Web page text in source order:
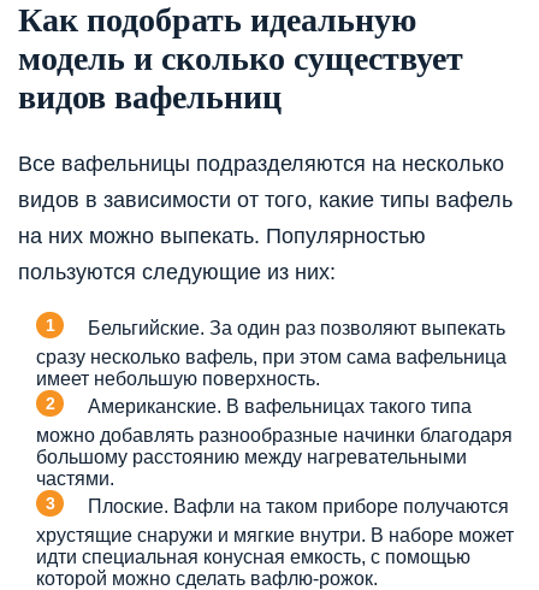
Как подобрать идеальную
модель и сколько существует
видов вафельниц
Все вафельницы подразделяются на несколько
видов в зависимости от того, какие типы вафель
на них можно выпекать. Популярностью
пользуются следующие из них:
Бельгийские. За один раз позволяют выпекать
сразу несколько вафель, при этом сама вафельница
имеет небольшую поверхность.
Американские. В вафельницах такого типа
можно добавлять разнообразные начинки благодаря
большому расстоянию между нагревательными
частями.
Плоские. Вафли на таком приборе получаются
хрустящие снаружи и мягкие внутри. В наборе может
идти специальная конусная емкость, с помощью
которой можно сделать вафлю-рожок.